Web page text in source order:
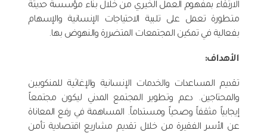
الارتقاء بمفهوم العمل الخيري من خلال بناء مؤسسة حديثة
متطورة تعمل على تلبية الاحتياجات الإنسانية والإسهام
بفعالية في تمكين المجتمعات المتضررة والنهوض بها.
الأهداف:
تقديم المساعدات والخدمات الإنسانية والإغاثية للمنكوبين
والمحتاجين. دعم وتطوير المجتمع المدني ليكون مجتمعاً
إيجابياً مثقفاً وصحياً ومستداماً. المساهمة في رفع المعاناة
عن الأسر الفقيرة من خلال تقديم مشاريع اقتصادية تأمن